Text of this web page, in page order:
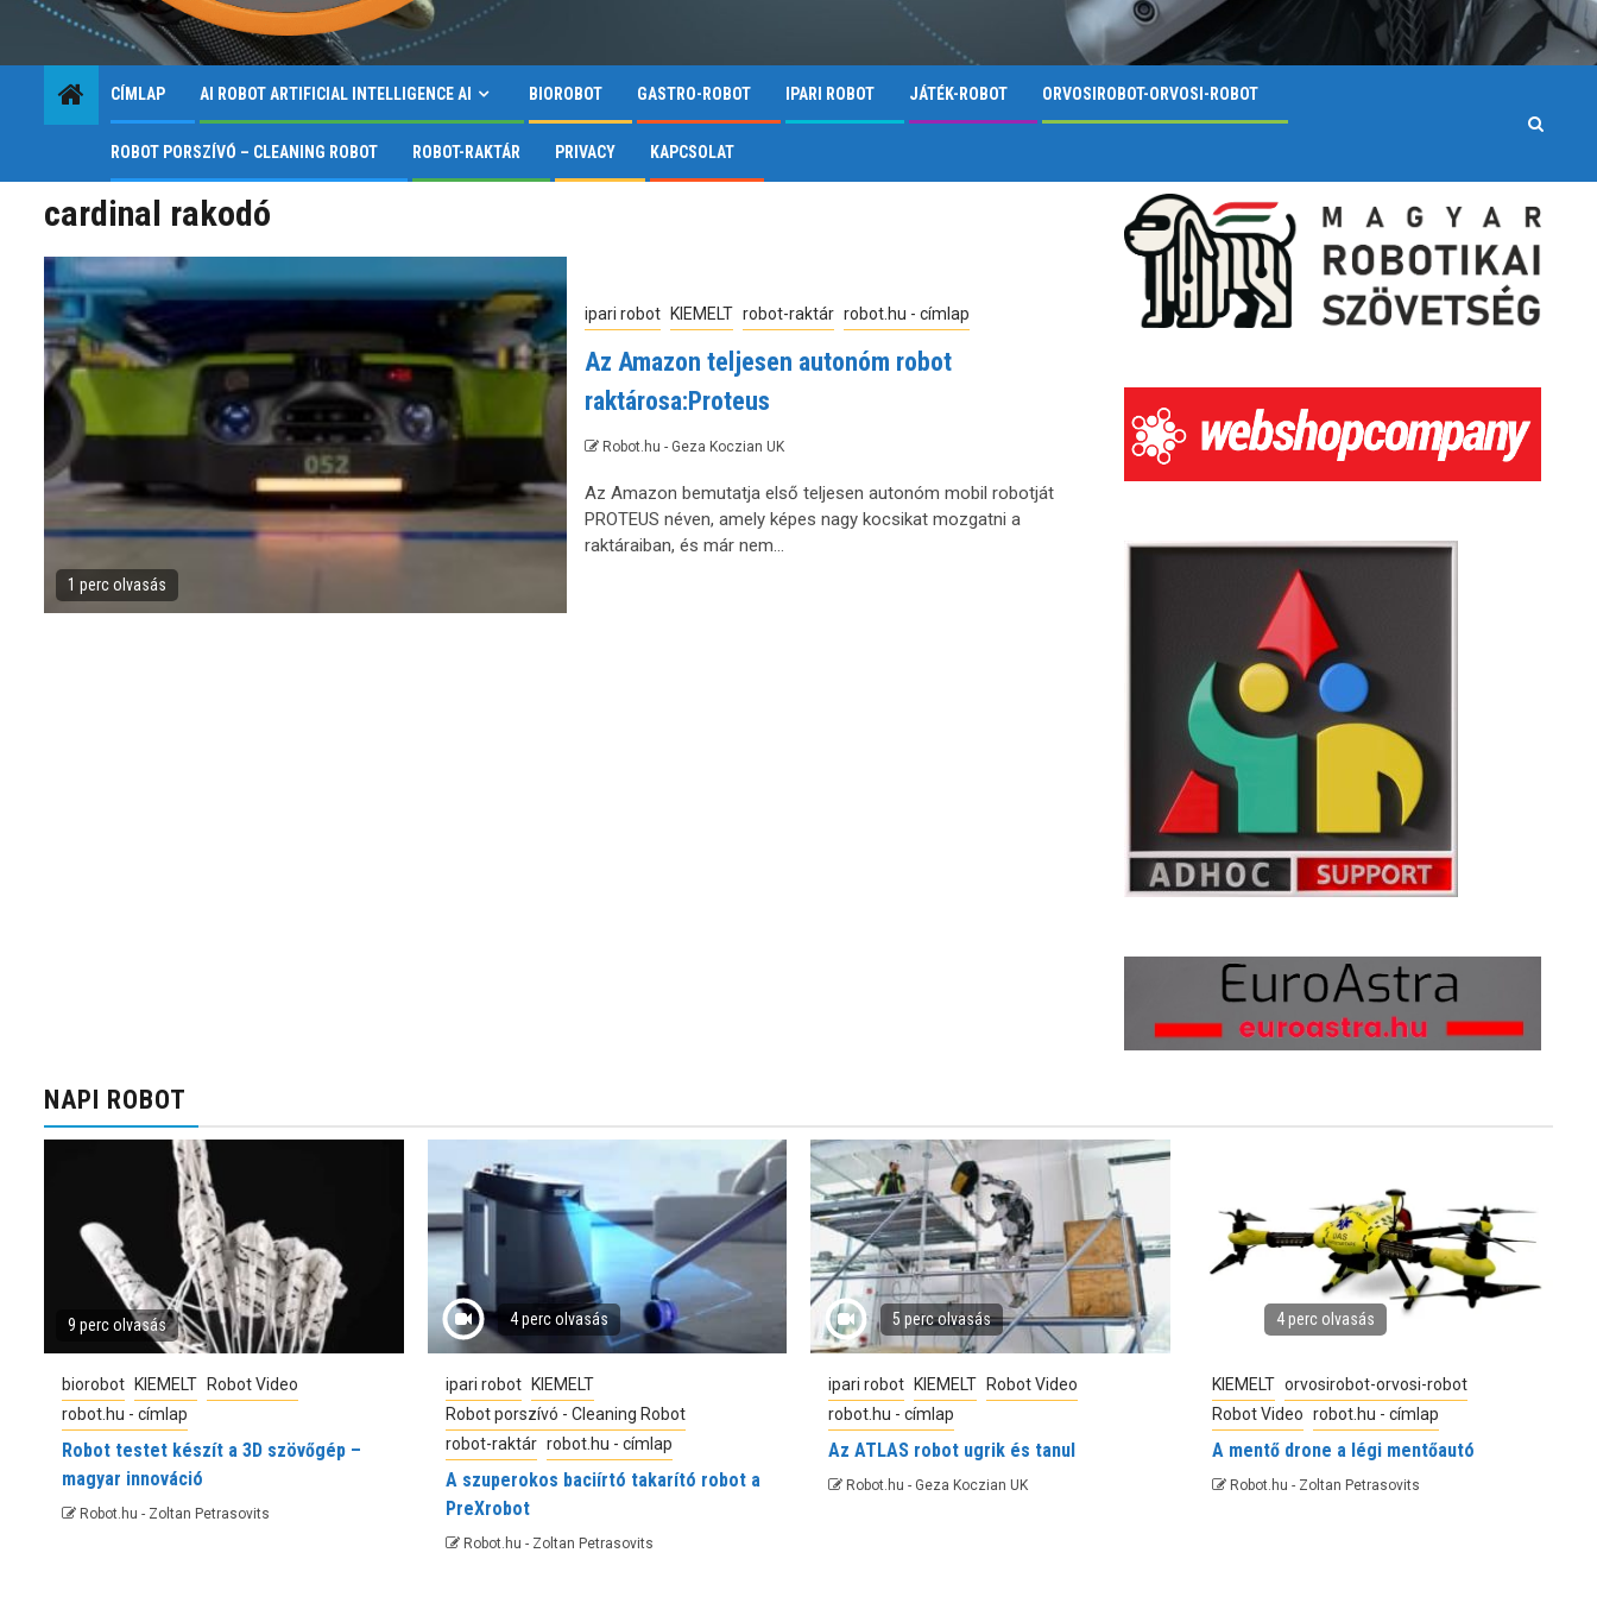
CÍMLAP AI ROBOT ARTIFICIAL INTELLIGENCE AI BIOROBOT GASTRO-ROBOT IPARI ROBOT JÁTÉK-ROBOT ORVOSIROBOT-ORVOSI-ROBOT
ROBOT PORSZÍVÓ – CLEANING ROBOT ROBOT-RAKTÁR PRIVACY KAPCSOLAT
cardinal rakodó
1 perc olvasás
ipari robot KIEMELT robot-raktár robot.hu - címlap
Az Amazon teljesen autonóm robot
raktárosa:Proteus
Robot.hu - Geza Koczian UK
Az Amazon bemutatja első teljesen autonóm mobil robotját
PROTEUS néven, amely képes nagy kocsikat mozgatni a
raktáraiban, és már nem...
NAPI ROBOT
9 perc olvasás
biorobot KIEMELT
Robot Video
robot.hu - címlap
Robot testet készít a 3D szövőgép –
magyar innováció
Robot.hu - Zoltan Petrasovits
4 perc olvasás
ipari robot
KIEMELT
Robot porszívó - Cleaning Robot
robot-raktár robot.hu - címlap
A szuperokos baciírtó takarító robot a
PreXrobot
Robot.hu - Zoltan Petrasovits
5 perc olvasás
ipari robot KIEMELT
Robot Video
robot.hu - címlap
Az ATLAS robot ugrik és tanul
Robot.hu - Geza Koczian UK
4 perc olvasás
KIEMELT orvosirobot-orvosi-robot
Robot Video robot.hu - címlap
A mentő drone a légi mentőautó
Robot.hu - Zoltan Petrasovits